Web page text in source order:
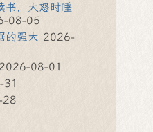
书，大怒时睡
08-05
的强大 2026-
2026-08-01
28